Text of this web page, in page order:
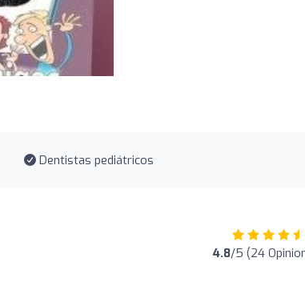
Dentistas pediátricos
4.8/5 (24